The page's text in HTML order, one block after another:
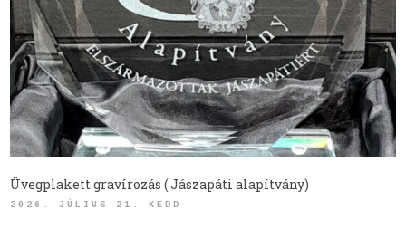
Üvegplakett gravírozás ( Jászapáti alapítvány)
2026. JÚLIUS 21. KEDD